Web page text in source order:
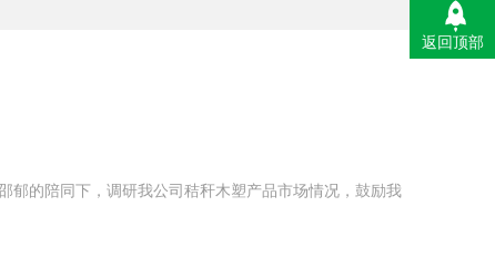
郁的陪同下，调研我公司秸秆木塑产品市场情况，鼓励我
返回顶部